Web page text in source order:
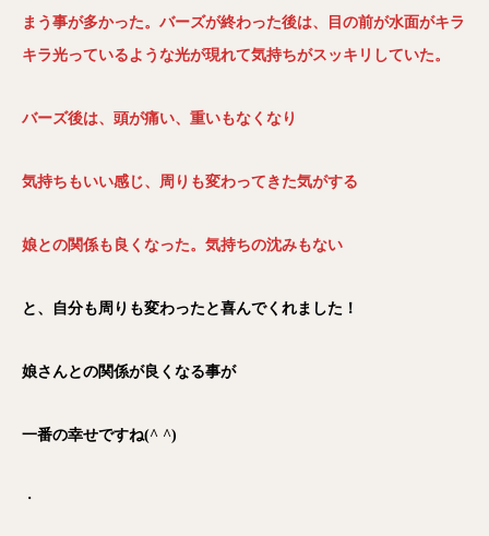
まう事が多かった。バーズが終わった後は、目の前が水面がキラ
キラ光っているような光が現れて気持ちがスッキリしていた。
バーズ後は、頭が痛い、重いもなくなり
気持ちもいい感じ、周りも変わってきた気がする
娘との関係も良くなった。気持ちの沈みもない
と、自分も周りも変わったと喜んでくれました！
娘さんとの関係が良くなる事が
一番の幸せですね(^ ^)
・